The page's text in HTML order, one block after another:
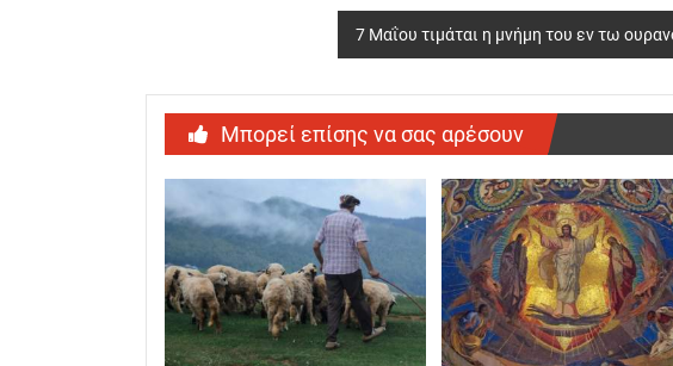
7 Μαΐου τιμάται η μνήμη του εν τω
Μπορεί επίσης να σας αρέσουν